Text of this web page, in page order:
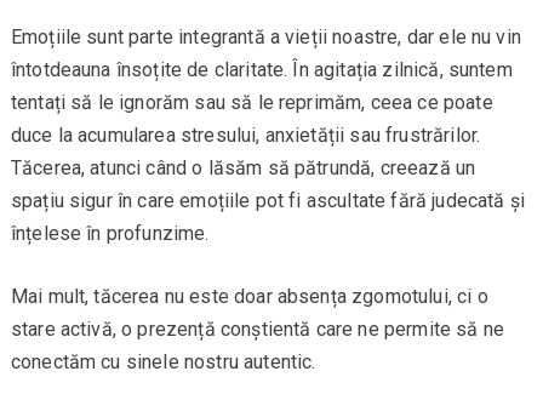
Emoțiile sunt parte integrantă a vieții noastre, dar ele nu vin
întotdeauna însoțite de claritate. În agitația zilnică, suntem
tentați să le ignorăm sau să le reprimăm, ceea ce poate
duce la acumularea stresului, anxietății sau frustrărilor.
Tăcerea, atunci când o lăsăm să pătrundă, creează un
spațiu sigur în care emoțiile pot fi ascultate fără judecată și
înțelese în profunzime.
Mai mult, tăcerea nu este doar absența zgomotului, ci o
stare activă, o prezență conștientă care ne permite să ne
conectăm cu sinele nostru autentic.